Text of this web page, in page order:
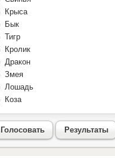
Крыса
Бык
Тигр
Кролик
Дракон
Змея
Лошадь
Коза
Голосовать Результаты